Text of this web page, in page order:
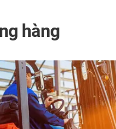
hàng